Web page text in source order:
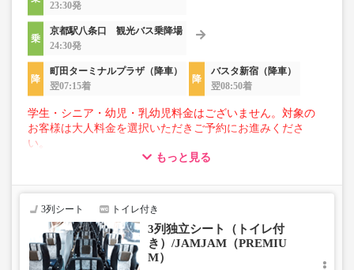
23:30発
京都駅八条口 観光バス乗降場
24:30発
町田ターミナルプラザ（降車）
翌07:15着
バスタ新宿（降車）
翌08:50着
学生・シニア・幼児・乳幼児料金はございません。対象の
お客様は大人料金を選択いただきご予約にお進みくださ
い。
■トランクにてお預かりできる荷物
・3辺合計160cm以内、かつ10kg以下のものをおひとり様1
■お預かりできない荷物（貴重品以外は車内持ち込みも不
可）
楽器・自転車（折りたたみ含む）・ボード等の大きな荷
もっと見る
3列シート トイレ付き
3列独立シート（トイレ付
き）/JAMJAM（PREMIU
M）